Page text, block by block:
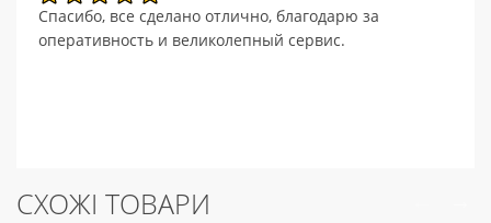
Спасибо, все сделано отлично, благодарю за
оперативность и великолепный сервис.
СХОЖІ ТОВАРИ